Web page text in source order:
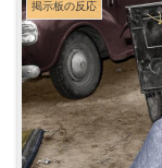
掲示板の反応